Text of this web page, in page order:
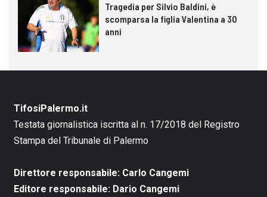
Tragedia per Silvio Baldini, è
scomparsa la figlia Valentina a 30
anni
TifosiPalermo.it
Testata giornalistica iscritta al n. 17/2018 del Registro
Stampa del Tribunale di Palermo
Direttore responsabile: Carlo Cangemi
Editore responsabile: Dario Cangemi